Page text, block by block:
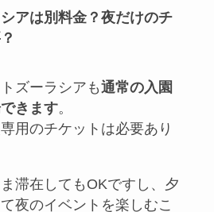
アは別料金？夜だけのチ
ズーラシアも通常の入園
きます。
用のチケットは必要あり
滞在してもOKですし、夕
夜のイベントを楽しむこ